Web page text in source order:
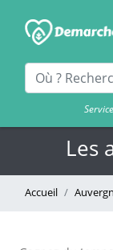
Les
Accueil